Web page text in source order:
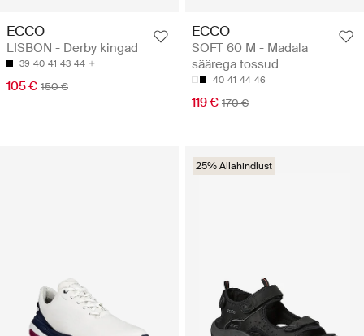
ECCO
LISBON - Derby kingad
39 40 41 43 44
105 € 150 €
ECCO
SOFT 60 M - Madala
säärega tossud
40 41 44 46
119 € 170 €
25% Allahindlust